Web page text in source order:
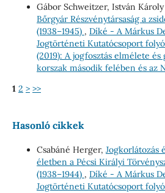
Gábor Schweitzer, István Károly
Bőrgyár Részvénytársaság a
(1938–1945) , Díké - A Márkus
Jogtörténeti Kutatócsoport
(2019): A jogfosztás elmélete
korszak második felében és az
1 2 > >>
Hasonló cikkek
Csabáné Herger, Jogkorlátozás
életben a Pécsi Királyi
(1938–1944) , Díké - A Márkus
Jogtörténeti Kutatócsoport